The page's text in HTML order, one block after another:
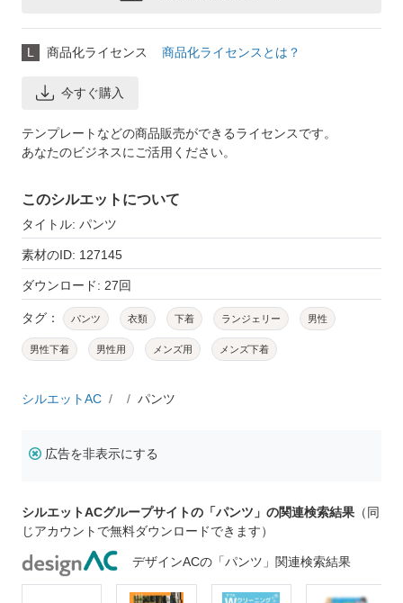
L 商品化ライセンス 商品化ライセンスとは？
今すぐ購入
テンプレートなどの商品販売ができるライセンスです。
あなたのビジネスにご活用ください。
このシルエットについて
タイトル: パンツ
素材のID: 127145
ダウンロード: 27回
タグ： パンツ 衣類 下着 ランジェリー 男性
男性下着 男性用 メンズ用 メンズ下着
シルエットAC パンツ
広告を非表示にする
シルエットACグループサイトの「パンツ」の関連検索結果 （同
じアカウントで無料ダウンロードできます）
デザインACの「パンツ」関連検索結果